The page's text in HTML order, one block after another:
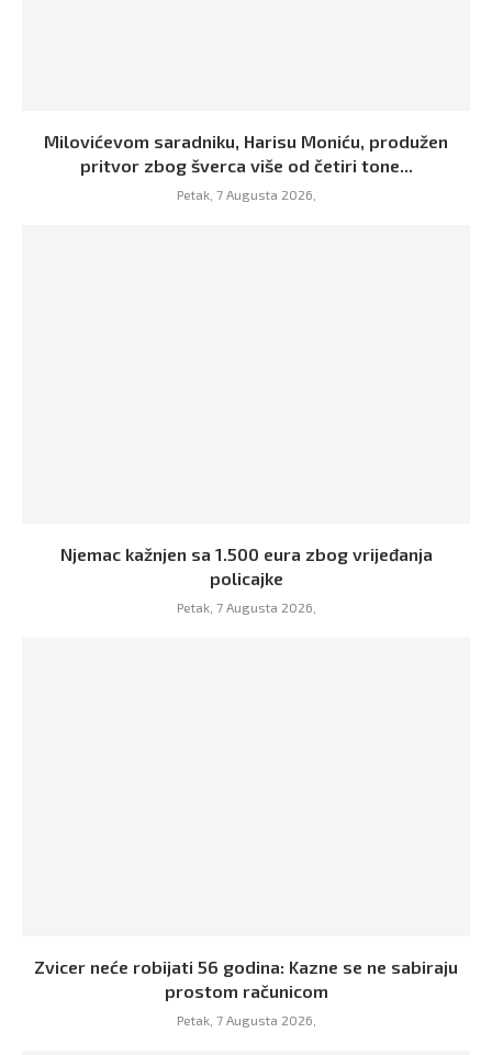
Milovićevom saradniku, Harisu Moniću, produžen
pritvor zbog šverca više od četiri tone...
Petak, 7 Augusta 2026,
Njemac kažnjen sa 1.500 eura zbog vrijeđanja
policajke
Petak, 7 Augusta 2026,
Zvicer neće robijati 56 godina: Kazne se ne sabiraju
prostom računicom
Petak, 7 Augusta 2026,